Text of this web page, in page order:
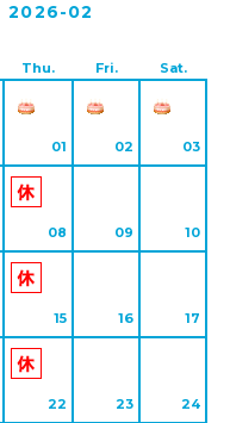
2026-02
Thu. Fri. Sat.
01 02 03
08 09 10
15 16 17
22 23 24